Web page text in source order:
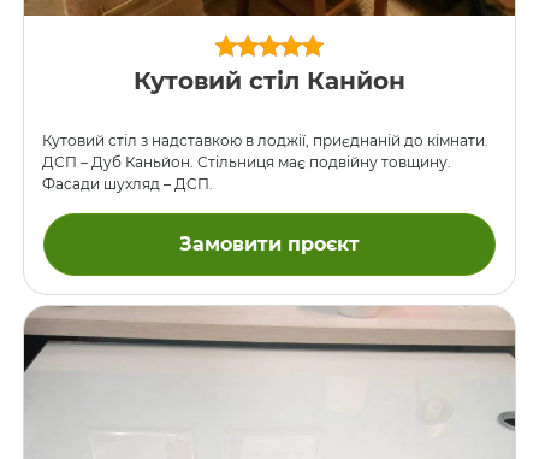
Кутовий стіл Канйон
Кутовий стіл з надставкою в лоджії, приєднаній до кімнати.
ДСП – Дуб Каньйон. Стільниця має подвійну товщину.
Фасади шухляд – ДСП.
Замовити проєкт